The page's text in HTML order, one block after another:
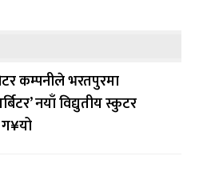
कम्पनीले भरतपुरमा
नयाँ विद्युतीय स्कुटर